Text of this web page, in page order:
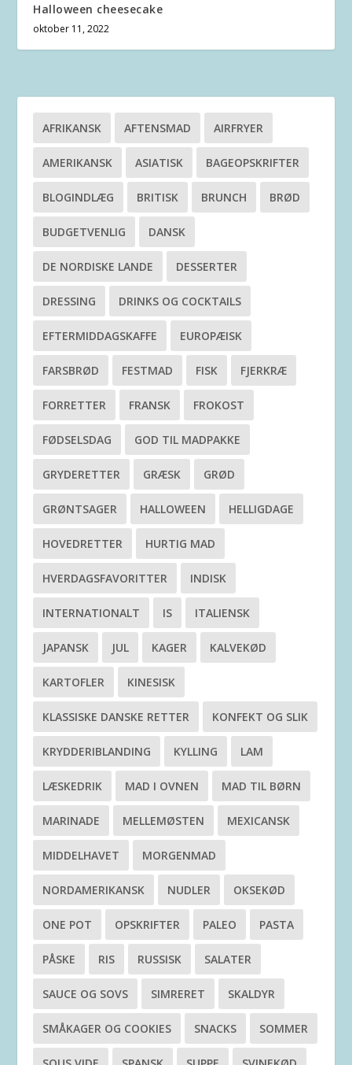
Halloween cheesecake
oktober 11, 2022
AFRIKANSK AFTENSMAD AIRFRYER
AMERIKANSK ASIATISK BAGEOPSKRIFTER
BLOGINDLÆG BRITISK BRUNCH BRØD
BUDGETVENLIG DANSK
DE NORDISKE LANDE DESSERTER
DRESSING DRINKS OG COCKTAILS
EFTERMIDDAGSKAFFE EUROPÆISK
FARSBRØD FESTMAD FISK FJERKRÆ
FORRETTER FRANSK FROKOST
FØDSELSDAG GOD TIL MADPAKKE
GRYDERETTER GRÆSK GRØD
GRØNTSAGER HALLOWEEN HELLIGDAGE
HOVEDRETTER HURTIG MAD
HVERDAGSFAVORITTER INDISK
INTERNATIONALT IS ITALIENSK
JAPANSK JUL KAGER KALVEKØD
KARTOFLER KINESISK
KLASSISKE DANSKE RETTER KONFEKT OG SLIK
KRYDDERIBLANDING KYLLING LAM
LÆSKEDRIK MAD I OVNEN MAD TIL BØRN
MARINADE MELLEMØSTEN MEXICANSK
MIDDELHAVET MORGENMAD
NORDAMERIKANSK NUDLER OKSEKØD
ONE POT OPSKRIFTER PALEO PASTA
PÅSKE RIS RUSSISK SALATER
SAUCE OG SOVS SIMRERET SKALDYR
SMÅKAGER OG COOKIES SNACKS SOMMER